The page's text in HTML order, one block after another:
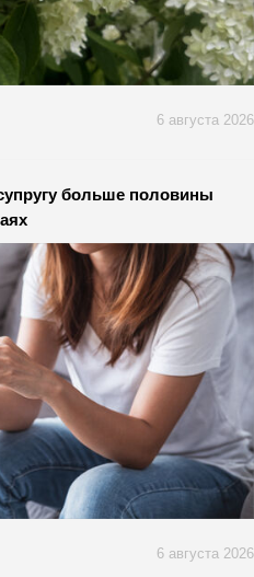
6 августа 2026
больше половины
6 августа 2026